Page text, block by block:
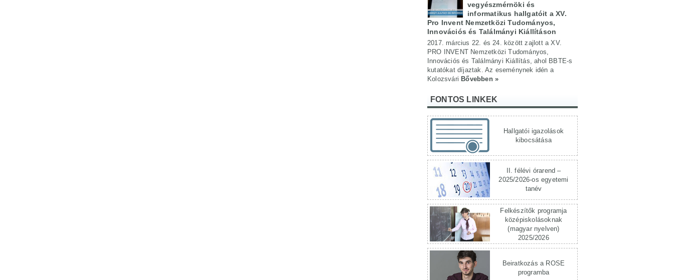
vegyészmérnöki és
informatikus hallgatóit a XV.
Pro Invent Nemzetközi Tudományos,
Innovációs és Találmányi Kiállításon
2017. március 22. és 24. között zajlott a XV.
PRO INVENT Nemzetközi Tudományos,
Innovációs és Találmányi Kiállítás, ahol BBTE-s
kutatókat díjaztak. Az eseménynek idén a
Kolozsvári Bővebben »
FONTOS LINKEK
Hallgatói igazolások
kibocsátása
II. félévi órarend –
2025/2026-os egyetemi
tanév
Felkészítők programja
középiskolásoknak
(magyar nyelven)
2025/2026
Beiratkozás a ROSE
programba